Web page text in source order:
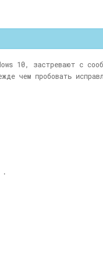
10, застревают с
чем пробовать
.